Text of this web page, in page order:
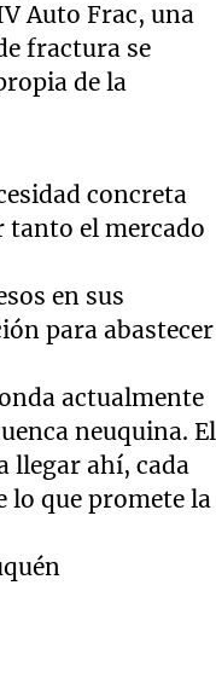
Auto Frac, una
fractura se
de la
concreta
tanto el mercado
en sus
para abastecer
actualmente
neuquina. El
llegar ahí, cada
lo que promete la